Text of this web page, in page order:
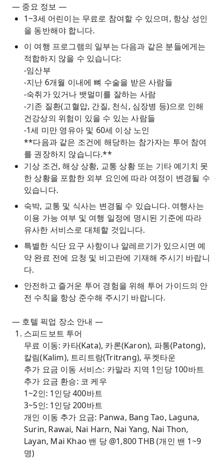
— 중요 정보 —
1~3세 어린이는 무료로 참여할 수 있으며, 항상 성인
을 동반해야 합니다.
이 여행 프로그램의 일부는 다음과 같은 분들에게는
적합하지 않을 수 있습니다:
-임산부
-지난 6개월 이내에 뼈 수술을 받은 사람들
-숙취가 있거나 뱃멀미를 잘하는 사람
-기존 질환(고혈압, 간질, 천식, 심장병 등)으로 인해
건강상의 위험이 있을 수 있는 사람들
-1세 미만 영유아 및 60세 이상 노인
**다음과 같은 조건에 해당하는 참가자는 투어 참여
를 권장하지 않습니다.**
기상 조건, 해상 상황, 교통 상황 또는 기타 예기치 못
한 상황을 포함한 외부 요인에 따라 여정이 변경될 수
있습니다.
숙박, 교통 및 식사는 변경될 수 있습니다. 여행사는
이용 가능 여부 및 여행 일정에 명시된 기준에 따라
유사한 서비스로 대체할 것입니다.
특별한 식단 요구 사항이나 알레르기가 있으시면 예
약 완료 전에 요청 및 비고란에 기재해 주시기 바랍니
다.
안전하고 즐거운 투어 경험을 위해 투어 가이드의 안
전 수칙을 항상 준수해 주시기 바랍니다.
— 호텔 픽업 장소 안내 —
스피드보트 투어
무료 이동: 카타(Kata), 카론(Karon), 파통(Patong),
칼림(Kalim), 트리트랑(Tritrang), 푸켓타운
추가 요금 이동 서비스: 카말라 지역 1인당 100바트
추가 요금 환승: 코 케우
1~2인: 1인당 400바트
3~5인: 1인당 200바트
개인 이동 추가 요금: Panwa, Bang Tao, Laguna,
Surin, Rawai, Nai Harn, Nai Yang, Nai Thon,
Layan, Mai Khao 밴 당 @1,800 THB (개인 밴 1~9
명)